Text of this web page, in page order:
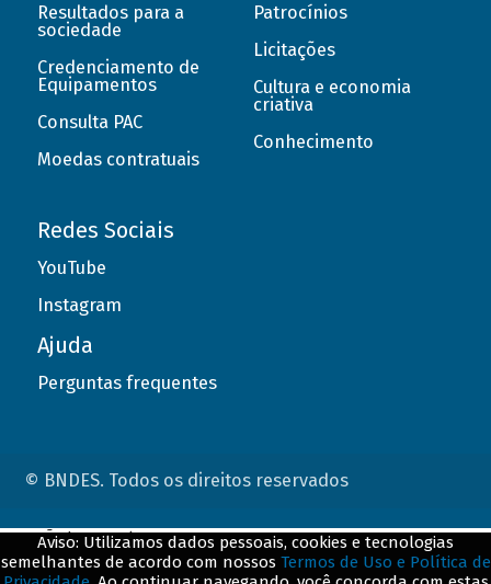
Resultados para a
sociedade
Credenciamento de
Equipamentos
Consulta PAC
Moedas contratuais
Patrocínios
Licitações
Cultura e economia
criativa
Conhecimento
Redes Sociais
YouTube
Instagram
Ajuda
Perguntas frequentes
© BNDES. Todos os direitos reservados
Aviso: Utilizamos dados pessoais, cookies e tecnologias
semelhantes de acordo com nossos Termos de Uso e Política de
ConteÃºdo complementar
${title}${badge}